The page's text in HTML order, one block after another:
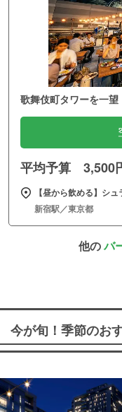
歌舞伎町タワーを一
平均予算 3,500
【昼から飲める】シ
新宿駅／東京都
他のバ
今が旬！季節のお